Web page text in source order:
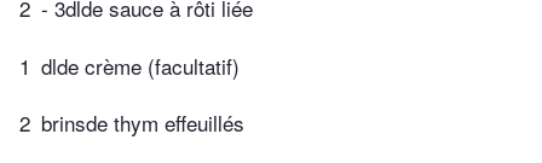
2 - 3dlde sauce à rôti liée
1 dlde crème (facultatif)
2 brinsde thym effeuillés